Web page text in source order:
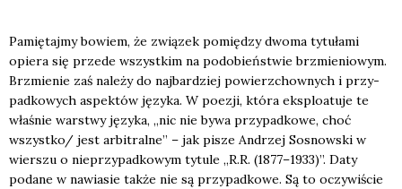
Pamię­taj­my bowiem, że zwią­zek pomię­dzy dwo­ma tytu­ła­mi
opie­ra się przede wszyst­kim na podo­bień­stwie brzmie­nio­wym.
Brzmie­nie zaś nale­ży do naj­bar­dziej powierz­chow­nych i przy­
pad­ko­wych aspek­tów języ­ka. W poezji, któ­ra eks­plo­atu­je te
wła­śnie war­stwy języ­ka, „nic nie bywa przy­pad­ko­we, choć
wszystko/ jest arbi­tral­ne” – jak pisze Andrzej Sosnow­ski w
wier­szu o nie­przy­pad­ko­wym tytu­le „R.R. (1877–1933)”. Daty
poda­ne w nawia­sie tak­że nie są przy­pad­ko­we. Są to oczy­wi­ście